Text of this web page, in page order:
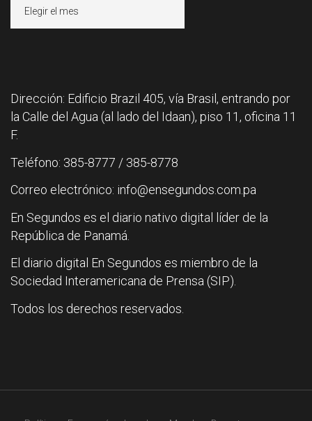
Dirección: Edificio Brazil 405, vía Brasil, entrando por
la Calle del Agua (al lado del Idaan), piso 11, oficina 11
F.
Teléfono: 385-8777 / 385-8778
Correo electrónico: info@ensegundos.com.pa
En Segundos es el diario nativo digital líder de la
República de Panamá.
El diario digital En Segundos es miembro de la
Sociedad Interamericana de Prensa (SIP).
Todos los derechos reservados.